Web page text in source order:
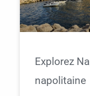
Explorez
napolitaine